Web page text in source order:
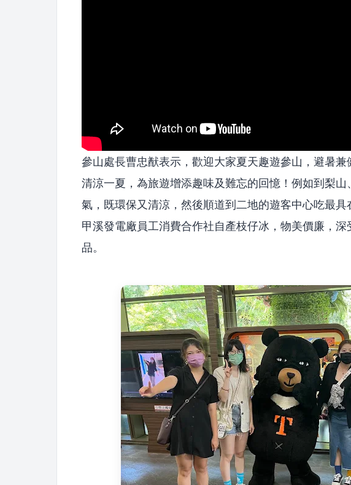
參山處長曹忠猷表示，歡迎大家夏天趣遊參山，避暑兼
清涼一夏，為旅遊增添趣味及難忘的回憶！例如到梨
氣，既環保又清涼，然後順道到二地的遊客中心吃最
甲溪發電廠員工消費合作社自產枝仔冰，物美價廉，
品。